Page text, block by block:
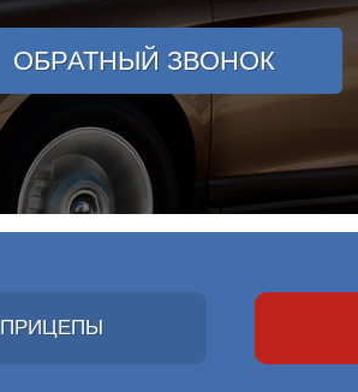
ОБРАТНЫЙ ЗВОНОК
ПРИЦЕПЫ